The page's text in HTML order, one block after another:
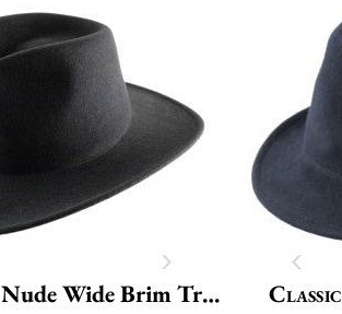
Nude Wide Brim Traveller